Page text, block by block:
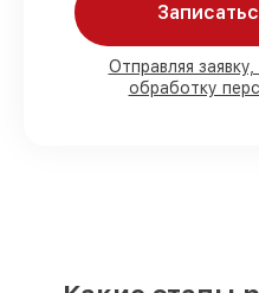
90% запчастейв
оперативно
Подлинные и
Отправляя
обработку